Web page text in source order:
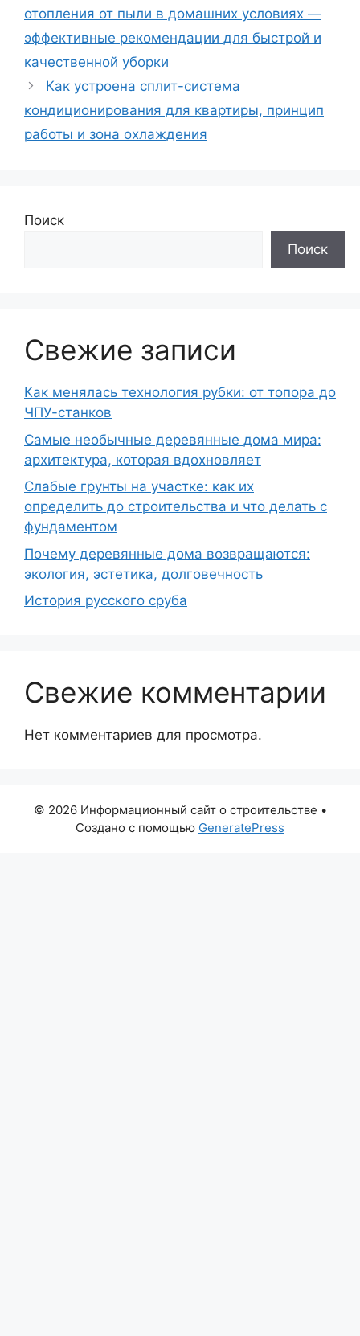
отопления от пыли в домашних условиях —
эффективные рекомендации для быстрой и
качественной уборки
Как устроена сплит-система
кондиционирования для квартиры, принцип
работы и зона охлаждения
Поиск
Поиск
Свежие записи
Как менялась технология рубки: от топора до
ЧПУ-станков
Самые необычные деревянные дома мира:
архитектура, которая вдохновляет
Слабые грунты на участке: как их
определить до строительства и что делать с
фундаментом
Почему деревянные дома возвращаются:
экология, эстетика, долговечность
История русского сруба
Свежие комментарии
Нет комментариев для просмотра.
© 2026 Информационный сайт о строительстве •
Создано с помощью GeneratePress